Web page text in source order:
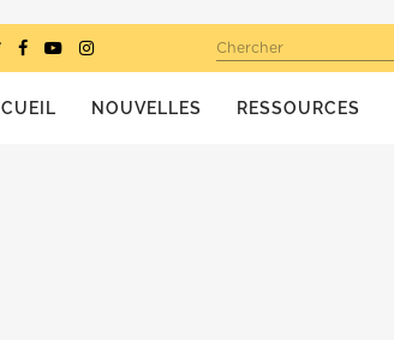
Chercher
NOUVELLES RESSOURCES